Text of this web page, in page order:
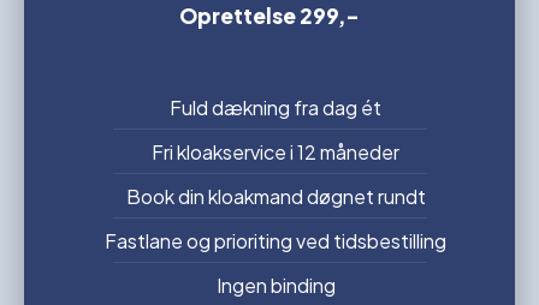
Oprettelse 299,-
Fuld dækning fra dag ét
Fri kloakservice i 12 måneder
Book din kloakmand døgnet rundt
Fastlane og prioriting ved tidsbestilling
Ingen binding